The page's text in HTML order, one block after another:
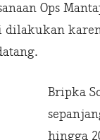
Ops
dilakukan
Bripka
hingga